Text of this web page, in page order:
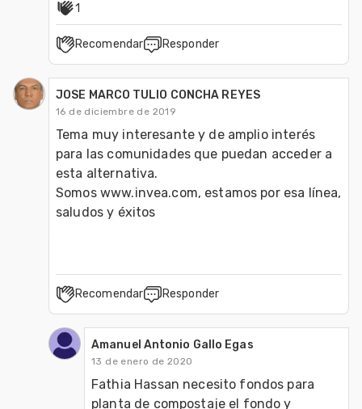
1
Recomendar Responder
JOSE MARCO TULIO CONCHA REYES
16 de diciembre de 2019
Tema muy interesante y de amplio interés
para las comunidades que puedan acceder a
esta alternativa.
Somos www.invea.com, estamos por esa línea,
saludos y éxitos
Recomendar Responder
Amanuel Antonio Gallo Egas
13 de enero de 2020
Fathia Hassan necesito fondos para
planta de compostaje el fondo y